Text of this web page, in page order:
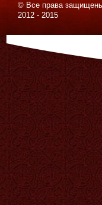
© Все права
2012 - 2015